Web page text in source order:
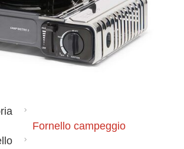
Fornello campeggio